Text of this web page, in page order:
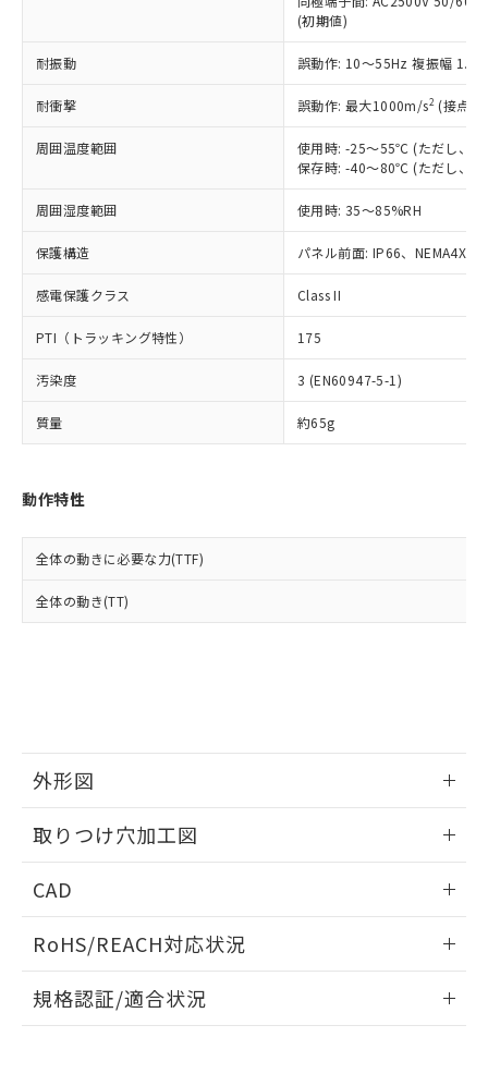
(初期値)
耐振動 誤動作: 10～55Hz 複振幅
耐衝撃 誤動作: 最大1000m/s2 (接点
周囲温度範囲
使用時: -25～55℃ (ただし、氷
保存時: -40～80℃ (ただし、氷
周囲湿度範囲 使用時: 35～85%RH
保護構造 パネル前面: IP66、NEMA4X,
感電保護クラス Class II
PTI（トラッキング特性） 175
汚染度 3 (EN60947-5-1)
質量 約65g
動作特性
全体の動きに必要な力(TTF)
全体の動き(TT)
外形図
取りつけ穴加工図
CAD
ドすることができます。
ログイン/会員登録
RoHS/REACH対応状況
EU RoHS 注意事項・凡例
規格認証/適合状況
在庫状況および標準価格照会結果は、
記載している更新日時点での社内デー
タに基づき作成されるものであり、閲
覧された時点での実際の在庫および標
準価格とは異なる場合があることをご
正式な納期状況および標準価格はお客
様のお取引先、またはお客様担当のオ
ムロン制御機器販売店・当社販売員に
オムロン制御機器販売店や当社販売拠
販売ネットワーク
」をご確認
在庫状況および標準価格結果を当社の
事前の承諾なく第三者に漏洩または開
示しないようお願いします。
マイパーツ機能（部品リスト作成サー
ビス）をご利用いただくには、I-Web
メンバーズにご登録されている必要が
あります。
品・サービスに関するお客様との取
引・商談に必要な範囲で利用すること
※当社の共同利用者とは、
の共同利用に関して"
の「1.共同利
鉛(Pb) 1000ppm以下、 水銀(Hg) 1000ppm以下、 カド
類(PBB) 1000ppm以下、ポリ臭化ジフェニルエーテル類
(PBDE) 1000ppm以下、フタル酸ビス(2-エチルヘキシ
ル) (DEHP)(別名：DOP) 1000ppm以下、フタル酸ブチ
ルベンジル（BBP） 1000ppm以下、フタル酸ジブチル
（DBP） 1000ppm以下、フタル酸ジイソブチル
但し、RoHS指令で産業用監視および制御機器に対する
図的な使用がないことを確認しています。
部品在庫の切り替え状況などにより、予定
月が前後することがあります。
とができます。
EU RoHS指令（10物質）の非含有証明書
51物質の非含有証明書（当社基準）
荷製品に未対応品が混在することから備考
欄に対応日を記載しておりました。
既に当社にて対応品への在庫切替を完了
していることから、特段のことがない限
り、2022年1月12日より割愛しておりま
*中国RoHS10物質の基準値 (GB/T26572)：
Pb(鉛) :1000ppm、 Hg(水銀) : 1000ppm、 Cd(カドミウ
Cr(Ⅵ)(六価クロム) : 1000ppm、 PBBs(ポリ臭化ビフェ
ニル類) : 1000ppm、 PBDEs(ポリ臭化ジフェニルエーテ
ル類) : 1000ppm、
DBP(フタル酸ジブチル) : 1000ppm、 DIBP(フタル酸ジ
イソブチル) : 1000ppm、 BBP(フタル酸ブチルベンジ
DEHP(フタル酸ビス(2-エチルヘキシル)) : 1000ppm
「ｅ」：有害物質（10物質）のすべてが基
準値以下であることを示します。
「10」：通常の使用状況下において有害物
質が外部に漏えいし、環境に深刻な影響を
及ぼさない年数を意味します。
「－」：未確認です。当社販売部門へお問
（以下｢規制貨物等」という）を輸出
または国外への提供する場合は、日本
国政府の輸出許可(または役務取引許
可)を取得するなどの必要な手続きを
当社は規制貨物を破棄する場合は、完
全に破砕するなど、違法に輸出されな
いよう必要な手段を講じます。
当社は貴社製品を、核兵器、ミサイ
ル、化学兵器、生物兵器またはその他
武器並びにこれらの製造装置等に一切
当社は、貴社製品を第三者に販売する
場合は、上記1、2および3の内容を当
該第三者に通知します。また当社は、
販売先および販売に係わる関係者が違
法に輸出するおそれがある場合は、取
り引きをいたしません。
合意する
一定数以上の在庫あり
一定数には満たないが在庫あり
在庫なし(最新の在庫状況につ
いては、お客様のお取引先、ま
たはお客様担当のオムロン制御
機器販売店・当社販売員にご確
認ください)
受注生産機種、また在庫状況の
情報を公開していない機種